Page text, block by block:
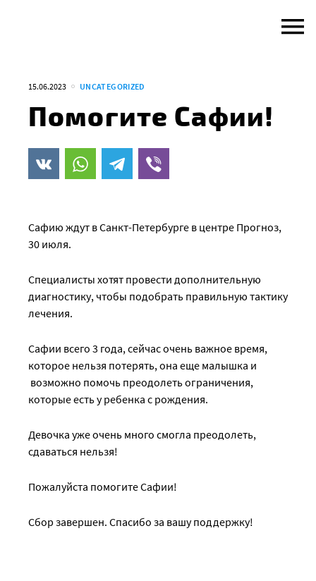
15.06.2023 UNCATEGORIZED
Помогите Сафии!
Сафию ждут в Санкт-Петербурге в центре Прогноз,
30 июля.
Специалисты хотят провести дополнительную
диагностику, чтобы подобрать правильную тактику
лечения.
Сафии всего 3 года, сейчас очень важное время,
которое нельзя потерять, она еще малышка и
возможно помочь преодолеть ограничения,
которые есть у ребенка с рождения.
Девочка уже очень много смогла преодолеть,
сдаваться нельзя!
Пожалуйста помогите Сафии!
Сбор завершен. Спасибо за вашу поддержку!